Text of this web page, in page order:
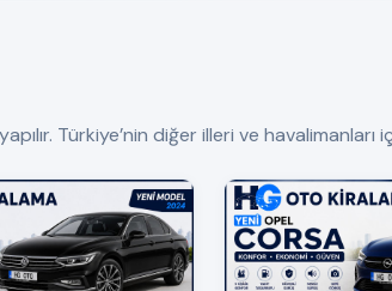
Türkiye’nin diğer illeri ve havalimanları